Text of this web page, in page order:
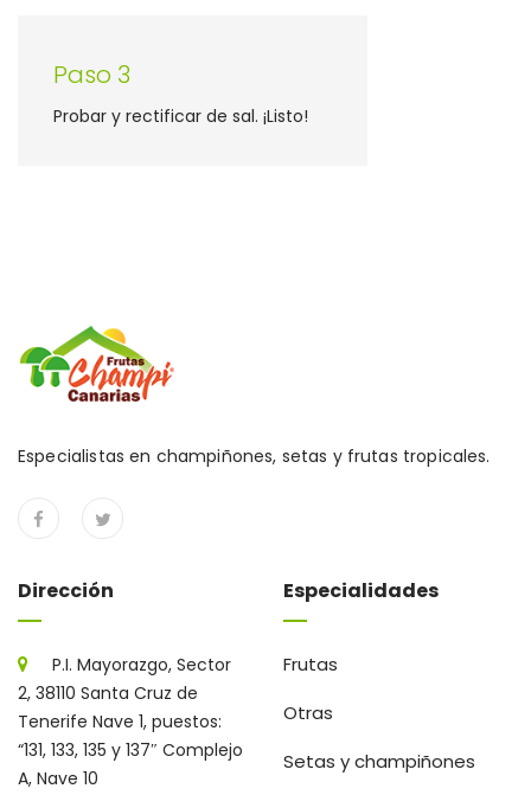
Paso 3
Probar y rectificar de sal. ¡Listo!
Especialistas en champiñones, setas y frutas tropicales.
Dirección
P.I. Mayorazgo, Sector
2, 38110 Santa Cruz de
Tenerife Nave 1, puestos:
“131, 133, 135 y 137″ Complejo
A, Nave 10
Especialidades
Frutas
Otras
Setas y champiñones